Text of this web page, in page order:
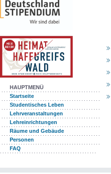
HAUPTMENÜ
Startseite
Studentisches Leben
Lehrveranstaltungen
Lehreinrichtungen
Räume und Gebäude
Personen
FAQ